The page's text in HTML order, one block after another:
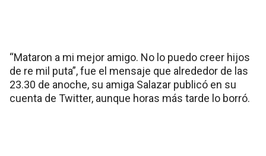
“Mataron a mi mejor amigo. No lo puedo creer hijos
de re mil puta”, fue el mensaje que alrededor de las
23.30 de anoche, su amiga Salazar publicó en su
cuenta de Twitter, aunque horas más tarde lo borró.